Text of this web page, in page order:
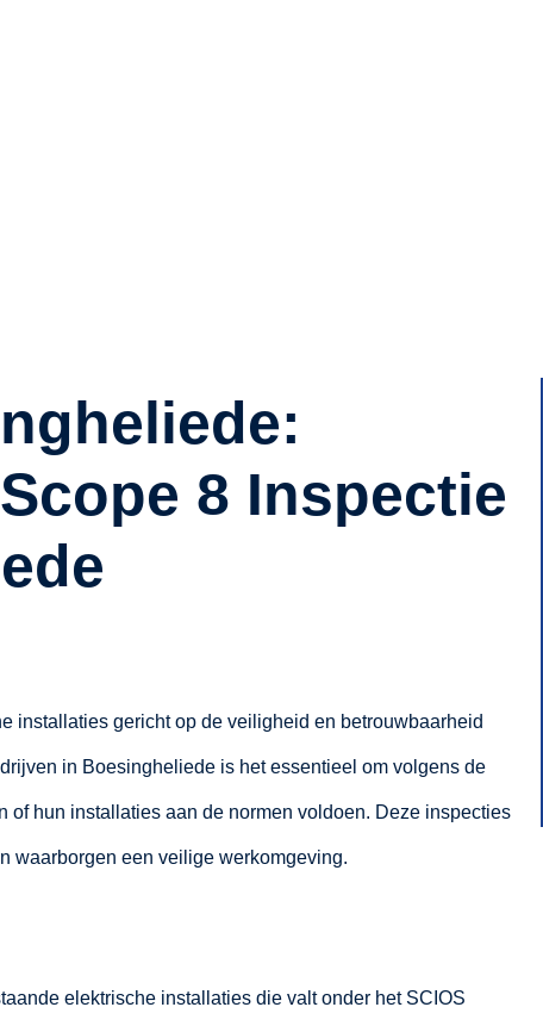
8 Inspectie
installaties gericht op de veiligheid en betrouwbaarheid
in Boesingheliede is het essentieel om volgens de
of hun installaties aan de normen voldoen. Deze inspecties
waarborgen een veilige werkomgeving.
elektrische installaties die valt onder het SCIOS